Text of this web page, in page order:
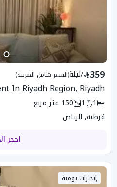
359
/ليلة(السعر شامل الضريبه)
In Riyadh Region, Riyadh
1
1
150 متر مربع
قرطبة, الرياض
احجز
إيجارات يومية